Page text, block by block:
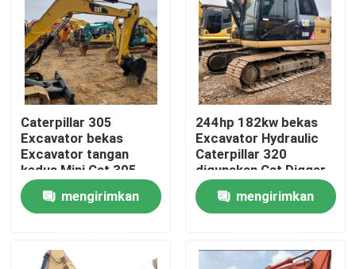
Caterpillar 305
Excavator bekas
Excavator tangan
kedua Mini Cat 305
mengirimkan
244hp 182kw bekas
Excavator Hydraulic
Caterpillar 320
digunakan Cat Digger
mengirimkan